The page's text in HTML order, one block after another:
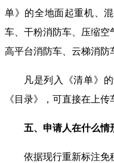
单》的全地面起重机、
车、干粉消防车、压缩空
高平台消防车、云梯消防
凡是列入《清单》
《目录》，可直接在上
五、申请人在什么情
依据现行重新标注免